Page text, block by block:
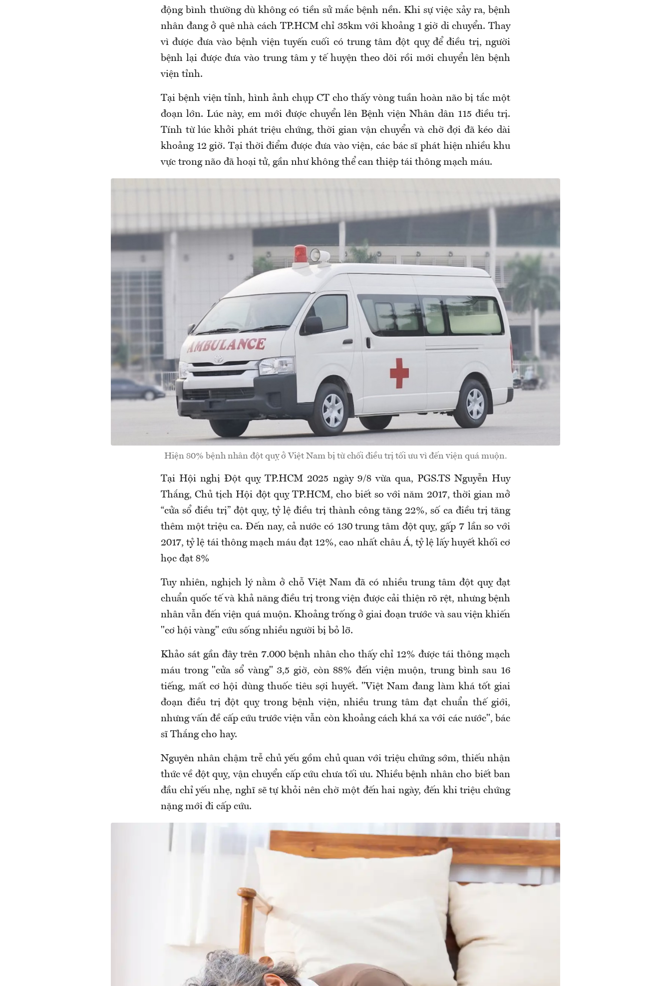
động bình thường dù không có tiền sử mắc bệnh nền. Khi sự việc xảy ra, bệnh
nhân đang ở quê nhà cách TP.HCM chỉ 35km với khoảng 1 giờ di chuyển. Thay
vì được đưa vào bệnh viện tuyến cuối có trung tâm đột quỵ để điều trị, người
bệnh lại được đưa vào trung tâm y tế huyện theo dõi rồi mới chuyển lên bệnh
viện tỉnh.
Tại bệnh viện tỉnh, hình ảnh chụp CT cho thấy vòng tuần hoàn não bị tắc một
đoạn lớn. Lúc này, em mới được chuyển lên Bệnh viện Nhân dân 115 điều trị.
Tính từ lúc khởi phát triệu chứng, thời gian vận chuyển và chờ đợi đã kéo dài
khoảng 12 giờ. Tại thời điểm được đưa vào viện, các bác sĩ phát hiện nhiều khu
vực trong não đã hoại tử, gần như không thể can thiệp tái thông mạch máu.
Hiện 80% bệnh nhân đột quỵ ở Việt Nam bị từ chối điều trị tối ưu vì đến viện quá muộn.
Tại Hội nghị Đột quỵ TP.HCM 2025 ngày 9/8 vừa qua, PGS.TS Nguyễn Huy
Thắng, Chủ tịch Hội đột quỵ TP.HCM, cho biết so với năm 2017, thời gian mở
“cửa sổ điều trị” đột quỵ, tỷ lệ điều trị thành công tăng 22%, số ca điều trị tăng
thêm một triệu ca. Đến nay, cả nước có 130 trung tâm đột quỵ, gấp 7 lần so với
2017, tỷ lệ tái thông mạch máu đạt 12%, cao nhất châu Á, tỷ lệ lấy huyết khối cơ
học đạt 8%
Tuy nhiên, nghịch lý nằm ở chỗ Việt Nam đã có nhiều trung tâm đột quỵ đạt
chuẩn quốc tế và khả năng điều trị trong viện được cải thiện rõ rệt, nhưng bệnh
nhân vẫn đến viện quá muộn. Khoảng trống ở giai đoạn trước và sau viện khiến
"cơ hội vàng" cứu sống nhiều người bị bỏ lỡ.
Khảo sát gần đây trên 7.000 bệnh nhân cho thấy chỉ 12% được tái thông mạch
máu trong "cửa sổ vàng" 3,5 giờ, còn 88% đến viện muộn, trung bình sau 16
tiếng, mất cơ hội dùng thuốc tiêu sợi huyết. "Việt Nam đang làm khá tốt giai
đoạn điều trị đột quỵ trong bệnh viện, nhiều trung tâm đạt chuẩn thế giới,
nhưng vấn đề cấp cứu trước viện vẫn còn khoảng cách khá xa với các nước", bác
sĩ Thắng cho hay.
Nguyên nhân chậm trễ chủ yếu gồm chủ quan với triệu chứng sớm, thiếu nhận
thức về đột quỵ, vận chuyển cấp cứu chưa tối ưu. Nhiều bệnh nhân cho biết ban
đầu chỉ yếu nhẹ, nghĩ sẽ tự khỏi nên chờ một đến hai ngày, đến khi triệu chứng
nặng mới đi cấp cứu.